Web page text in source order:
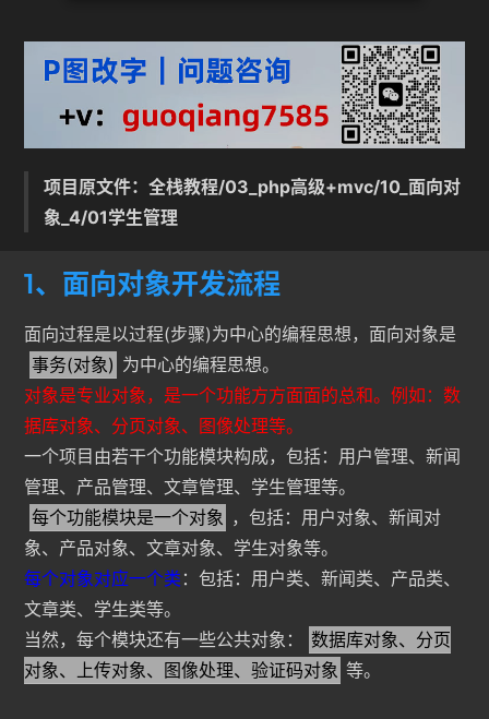
项目原文件：全栈教程/03_php高级+mvc/10_面向对
象_4/01学生管理
1、面向对象开发流程
面向过程是以过程(步骤)为中心的编程思想，面向对象是
事务(对象) 为中心的编程思想。
对象是专业对象，是一个功能方方面面的总和。例如：数
据库对象、分页对象、图像处理等。
一个项目由若干个功能模块构成，包括：用户管理、新闻
管理、产品管理、文章管理、学生管理等。
每个功能模块是一个对象 ，包括：用户对象、新闻对
象、产品对象、文章对象、学生对象等。
每个对象对应一个类 ：包括：用户类、新闻类、产品类、
文章类、学生类等。
当然，每个模块还有一些公共对象：
数据库对象、分页
对象、上传对象、图像处理、验证码对象 等。